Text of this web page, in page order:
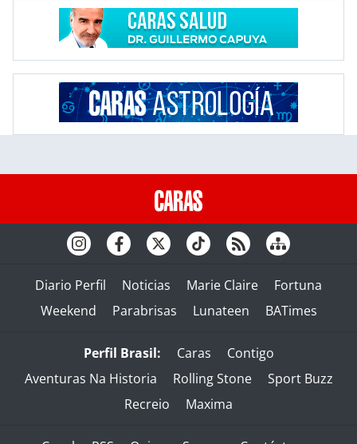
Diario Perfil Noticias Marie Claire
Fortuna
Weekend
Parabrisas Lunateen BATimes
Perfil Brasil: Caras
Contigo
Aventuras Na Historia
Rolling Stone
Sport Buzz
Recreio
Maxima